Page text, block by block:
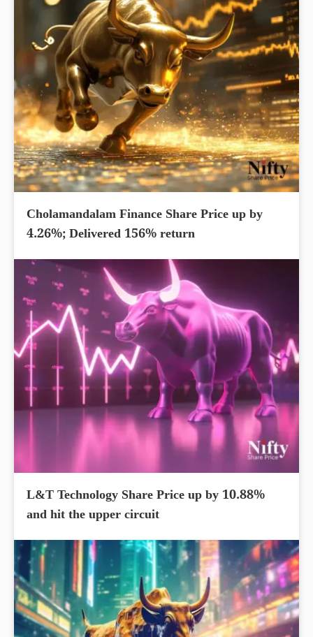
Cholamandalam Finance Share Price up by
4.26%; Delivered 156% return
L&T Technology Share Price up by 10.88%
and hit the upper circuit